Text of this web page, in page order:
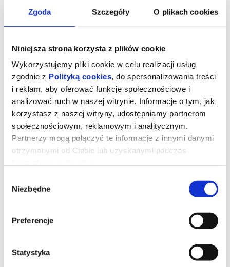
Zgoda Szczegóły O plikach cookies
Niniejsza strona korzysta z plików cookie
Wykorzystujemy pliki cookie w celu realizacji usług
zgodnie z Polityką cookies, do spersonalizowania treści
i reklam, aby oferować funkcje społecznościowe i
analizować ruch w naszej witrynie. Informacje o tym, jak
korzystasz z naszej witryny, udostępniamy partnerom
społecznościowym, reklamowym i analitycznym.
Partnerzy mogą połączyć te informacje z innymi danymi
otrzymanymi od Ciebie lub uzyskanymi podczas
zgody
Niezbędne
Preferencje
Statystyka
DIABEŁ UBIERA SIĘ U PRADY 2
oczekiwanej kontynuacji fenomenalnego hitu z 2006 roku,
który ukształtował całe pokolenie.